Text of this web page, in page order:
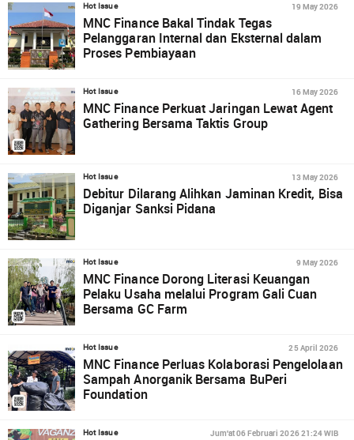
Hot Issue 19 May 2026
MNC Finance Bakal Tindak Tegas
Pelanggaran Internal dan Eksternal dalam
Proses Pembiayaan
Hot Issue 16 May 2026
MNC Finance Perkuat Jaringan Lewat Agent
Gathering Bersama Taktis Group
Hot Issue 13 May 2026
Debitur Dilarang Alihkan Jaminan Kredit, Bisa
Diganjar Sanksi Pidana
Hot Issue 9 May 2026
MNC Finance Dorong Literasi Keuangan
Pelaku Usaha melalui Program Gali Cuan
Bersama GC Farm
Hot Issue 25 April 2026
MNC Finance Perluas Kolaborasi Pengelolaan
Sampah Anorganik Bersama BuPeri
Foundation
Hot Issue Jum'at 06 Februari 2026 21:24 WIB